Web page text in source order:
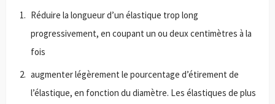
Réduire la longueur d’un élastique trop long
progressivement, en coupant un ou deux centimètres à la
fois
augmenter légèrement le pourcentage d’étirement de
l’élastique, en fonction du diamètre. Les élastiques de plus